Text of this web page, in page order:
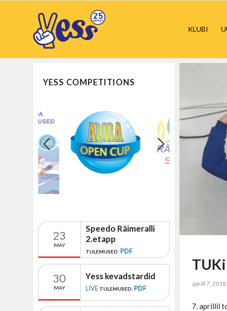
KLUBI
aprill 7, 2018
7. aprillil
YESS COMPETITIONS
23
MAY
Speedo Räimeralli
2.etapp
TULEMUSED: PDF
30
MAY
Yess kevadstardid
LIVE TULEMUSED: PDF